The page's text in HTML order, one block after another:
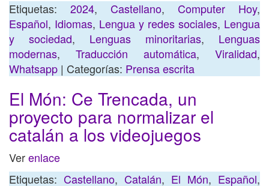
Etiquetas: 2024, Castellano, Computer Hoy,
Español, Idiomas, Lengua y redes sociales, Lengua
y sociedad, Lenguas minoritarias, Lenguas
modernas, Traducción automática, Viralidad,
Whatsapp | Categorías: Prensa escrita
El Món: Ce Trencada, un
proyecto para normalizar el
catalán a los videojuegos
Verenlace
Etiquetas: Castellano, Catalán, El Món, Español,